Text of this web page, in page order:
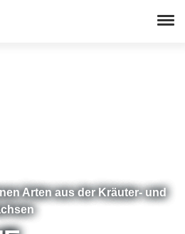
Arten aus der Kräuter- und